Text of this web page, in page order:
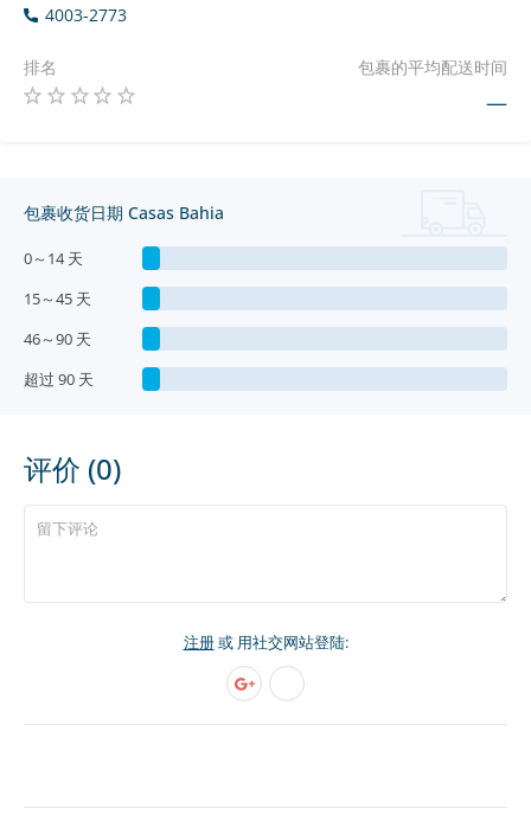
4003-2773
排名 包裹的平均配送时间
—
包裹收货日期 Casas Bahia
0～14 天
15～45 天
46～90 天
超过 90 天
评价 (0)
注册或 用社交网站登陆: